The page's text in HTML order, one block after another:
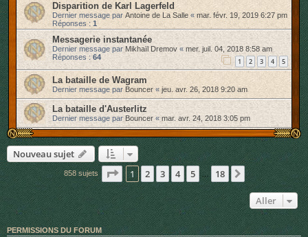
Disparition de Karl Lagerfeld
Dernier message par Antoine de La Salle « mar. févr. 19, 2019 6:27 pm
Réponses : 1
Messagerie instantanée
Dernier message parMikhaïl Dremov « mer. juil. 04, 2018 8:58 am
Réponses : 64 1 2 3 4 5
La bataille de Wagram
Dernier message par Bouncer« jeu. avr. 26, 2018 9:20 am
La bataille d'Austerlitz
Dernier message parBouncer «mar. avr. 24, 2018 3:05 pm
Nouveau sujet
858 sujets Page 1sur18
1 2 3 4 5 … 18 Suivant
Aller
PERMISSIONS DU FORUM